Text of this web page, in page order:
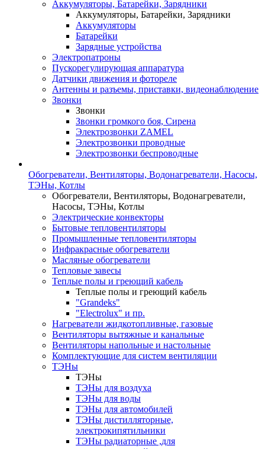
Аккумуляторы, Батарейки, Зарядники
Аккумуляторы, Батарейки, Зарядники
Аккумуляторы
Батарейки
Зарядные устройства
Электропатроны
Пускорегулирующая аппаратура
Датчики движения и фотореле
Антенны и разъемы, приставки, видеонаблюдение
Звонки
Звонки
Звонки громкого боя, Сирена
Электрозвонки ZAMEL
Электрозвонки проводные
Электрозвонки беспроводные
Обогреватели, Вентиляторы, Водонагреватели, Насосы,
ТЭНы, Котлы
Обогреватели, Вентиляторы, Водонагреватели,
Насосы, ТЭНы, Котлы
Электрические конвекторы
Бытовые тепловентиляторы
Промышленные тепловентиляторы
Инфракрасные обогреватели
Масляные обогреватели
Тепловые завесы
Теплые полы и греющий кабель
Теплые полы и греющий кабель
"Grandeks"
"Electrolux" и пр.
Нагреватели жидкотопливные, газовые
Вентиляторы вытяжные и канальные
Вентиляторы напольные и настольные
Комплектующие для систем вентиляции
ТЭНы
ТЭНы
ТЭНы для воздуха
ТЭНы для воды
ТЭНы для автомобилей
ТЭНы дистилляторные,
электрокипятильники
ТЭНы радиаторные ,для